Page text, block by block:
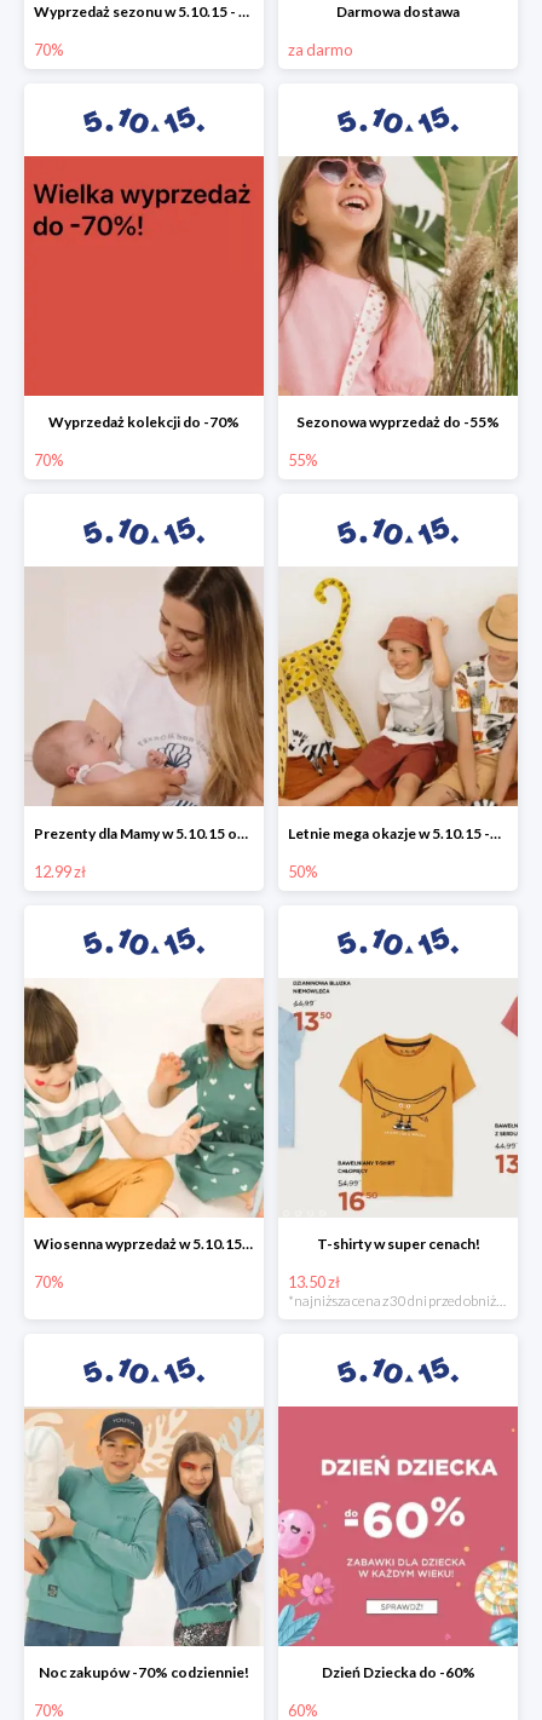
Wyprzedaż sezonu w 5.10.15 - cały asortyment -70%
70%
Darmowa dostawa
za darmo
Wyprzedaż kolekcji do -70%
70%
Sezonowa wyprzedaż do -55%
55%
Prezenty dla Mamy w 5.10.15 od 12,99 zł
12.99 zł
Letnie mega okazje w 5.10.15 -50%
50%
Wiosenna wyprzedaż w 5.10.15 -70%
70%
T-shirty w super cenach!
13.50 zł
*najniższa cena z 30 dni przed obniżką
Noc zakupów -70% codziennie!
70%
Dzień Dziecka do -60%
60%